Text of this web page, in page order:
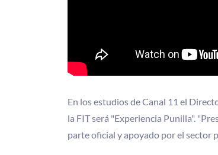
En los estudios de Canal 11 el
la FIT será "Experiencia Punilla".
parte oficial y apoyado por el sector